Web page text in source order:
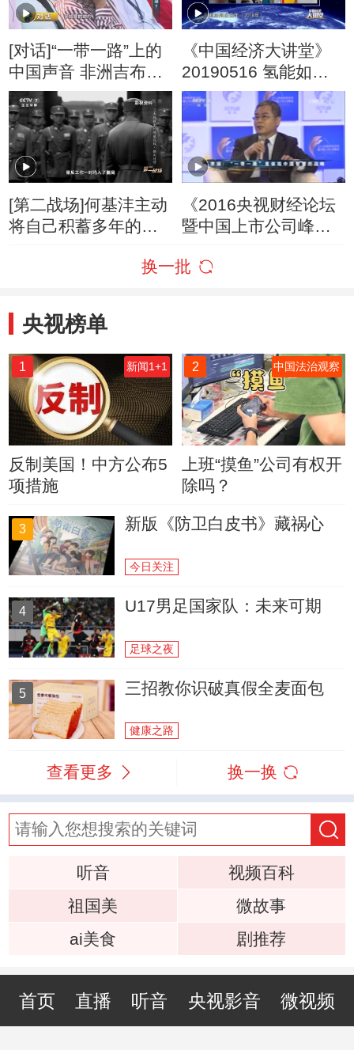
[对话]“一带一路”上的
中国声音 非洲吉布提
见证东非新颜
《中国经济大讲堂》
20190516 氢能如何
改变我们的未来？
[第二战场]何基沣主动
将自己积蓄多年的二
来作为了安置费用
《2016央视财经论坛
暨中国上市公司峰
2017：全球变局与中
换一批
央视榜单
1 新闻1+1
反制美国！中方公布5
项措施
2 中国法治观察
上班“摸鱼”公司有权开
除吗？
3 新版《防卫白皮书》藏祸心
今日关注
4 U17男足国家队：未来可期
足球之夜
5 三招教你识破真假全麦面包
健康之路
查看更多 换一换
听音
视频百科
祖国美
微故事
ai美食
剧推荐
首页 直播 听音 央视影音 微视频